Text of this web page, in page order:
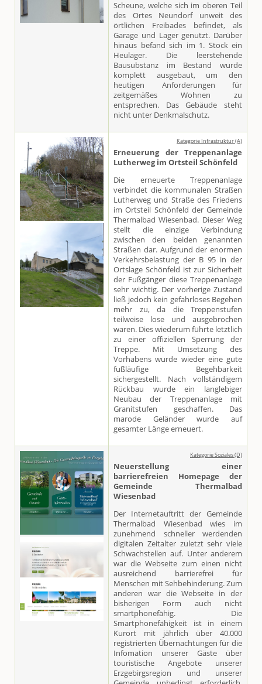
Scheune, welche sich im oberen Teil
des Ortes Neundorf unweit des
örtlichen Freibades befindet, als
Garage und Lager genutzt. Darüber
hinaus befand sich im 1. Stock ein
Heulager. Die leerstehende
Bausubstanz im Bestand wurde
komplett ausgebaut, um den
heutigen Anforderungen für
zeitgemäßes Wohnen zu
entsprechen. Das Gebäude steht
nicht unter Denkmalschutz.
Kategorie Infrastruktur (A)
Erneuerung der Treppenanlage
Lutherweg im Ortsteil Schönfeld
Die erneuerte Treppenanlage
verbindet die kommunalen Straßen
Lutherweg und Straße des Friedens
im Ortsteil Schönfeld der Gemeinde
Thermalbad Wiesenbad. Dieser Weg
stellt die einzige Verbindung
zwischen den beiden genannten
Straßen dar. Aufgrund der enormen
Verkehrsbelastung der B 95 in der
Ortslage Schönfeld ist zur Sicherheit
der Fußgänger diese Treppenanlage
sehr wichtig. Der vorherige Zustand
ließ jedoch kein gefahrloses Begehen
mehr zu, da die Treppenstufen
teilweise lose und ausgebrochen
waren. Dies wiederum führte letztlich
zu einer offiziellen Sperrung der
Treppe. Mit Umsetzung des
Vorhabens wurde wieder eine gute
fußläufige Begehbarkeit
sichergestellt. Nach vollständigem
Rückbau wurde ein langlebiger
Neubau der Treppenanlage mit
Granitstufen geschaffen. Das
marode Geländer wurde auf
gesamter Länge erneuert.
Kategorie Soziales (D)
Neuerstellung einer
barrierefreien Homepage der
Gemeinde Thermalbad
Wiesenbad
Der Internetauftritt der Gemeinde
Thermalbad Wiesenbad wies im
zunehmend schneller werdenden
digitalen Zeitalter zuletzt sehr viele
Schwachstellen auf. Unter anderem
war die Webseite zum einen nicht
ausreichend barrierefrei für
Menschen mit Sehbehinderung. Zum
anderen war die Webseite in der
bisherigen Form auch nicht
smartphonefähig. Die
Smartphonefähigkeit ist in einem
Kurort mit jährlich über 40.000
registrierten Übernachtungen für die
Infomation unserer Gäste über
touristische Angebote unserer
Erzgebirgsregion und unserer